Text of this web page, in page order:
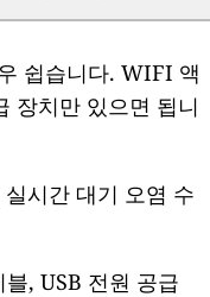
쉽습니다. WIFI 액
장치만 있으면 됩니
시간 대기 오염 수
, USB 전원 공급